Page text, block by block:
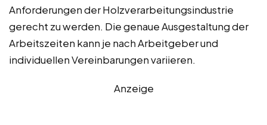
Anforderungen der Holzverarbeitungsindustrie
gerecht zu werden. Die genaue Ausgestaltung der
Arbeitszeiten kann je nach Arbeitgeber und
individuellen Vereinbarungen variieren.
Anzeige